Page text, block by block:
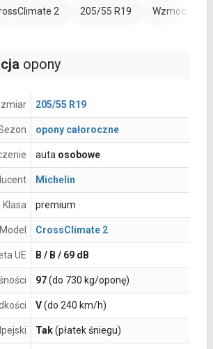
2 205/55 R19
opony
205/55 R19
opony całoroczne
auta osobowe
Michelin
Klasa premium
Model CrossClimate 2
UE B / B / 69 dB
97(do 730 kg/oponę)
V(do 240 km/h)
Tak(płatek śniegu)